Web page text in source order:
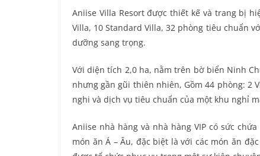
Aniise Villa Resort được thiết kế và trang bị
Villa, 10 Standard Villa, 32 phòng tiêu chuẩn
dưỡng sang trọng.
Với diện tích 2,0 ha, nằm trên bờ biển Ninh
nhưng gần gũi thiên nhiên, Gồm 44 phòng: 2
nghi và dịch vụ tiêu chuẩn của một khu nghỉ
Aniise nhà hàng và nhà hàng VIP có sức
món ăn Á – Âu, đặc biệt là với các món ăn